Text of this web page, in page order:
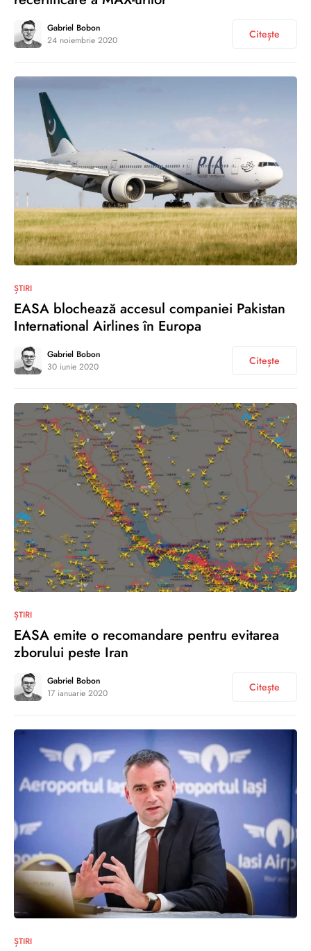
Gabriel Bobon
24 noiembrie 2020
Citește
ȘTIRI
EASA blochează accesul companiei Pakistan
International Airlines în Europa
Gabriel Bobon
30 iunie 2020
Citește
ȘTIRI
EASA emite o recomandare pentru evitarea
zborului peste Iran
Gabriel Bobon
17 ianuarie 2020
Citește
ȘTIRI